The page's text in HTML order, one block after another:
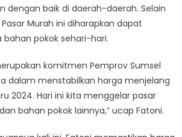
dengan baik di daerah-daerah. Selain
Murah ini diharapkan dapat
pokok sehari-hari.
komitmen Pemprov Sumsel
dalam menstabilkan harga menjelang
2024. Hari ini kita menggelar pasar
bahan pokok lainnya,” ucap Fatoni.